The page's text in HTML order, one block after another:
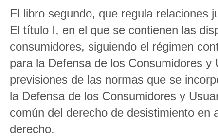
El libro segundo, que regula relaciones
El título I, en el que se contienen las
consumidores, siguiendo el régimen
para la Defensa de los Consumidores
previsiones de las normas que se
la Defensa de los Consumidores y
común del derecho de desistimiento en
derecho.